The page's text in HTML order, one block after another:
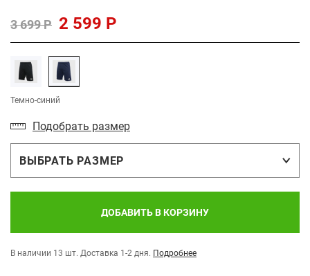
3 699 Р 2 599 Р
Темно-синий
Подобрать размер
ВЫБРАТЬ РАЗМЕР
ДОБАВИТЬ В КОРЗИНУ
В наличии 13 шт. Доставка 1-2 дня. Подробнее